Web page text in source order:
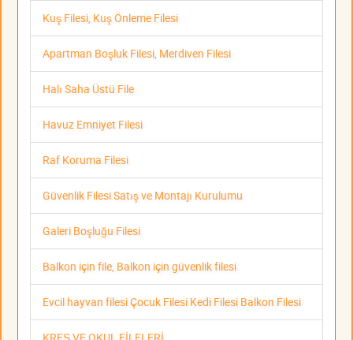
Kuş Filesi, Kuş Önleme Filesi
Apartman Boşluk Filesi, Merdiven Filesi
Halı Saha Üstü File
Havuz Emniyet Filesi
Raf Koruma Filesi
Güvenlik Filesi Satış ve Montajı Kurulumu
Galeri Boşluğu Filesi
Balkon için file, Balkon için güvenlik filesi
Evcil hayvan filesi Çocuk Filesi Kedi Filesi Balkon Filesi